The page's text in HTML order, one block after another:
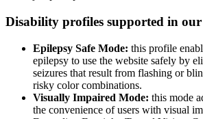
Disability profiles supported in our
Epilepsy Safe Mode: this profile
epilepsy to use the website safely by
seizures that result from flashing or
risky color combinations.
Visually Impaired Mode: this mode
the convenience of users with visual